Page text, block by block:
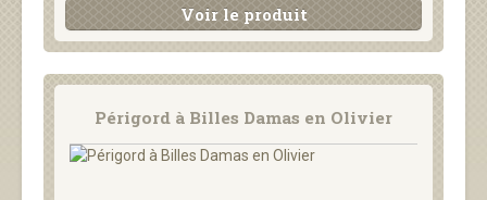
Voir le produit
Périgord à Billes Damas en Olivier